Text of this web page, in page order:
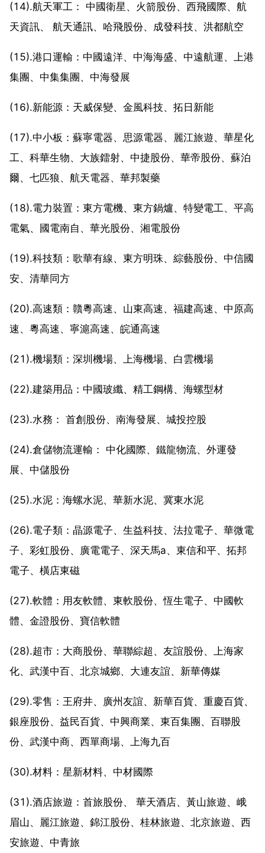
(14).航天軍工： 中國衛星、火箭股份、西飛國際、航
天資訊、 航天通訊、哈飛股份、成發科技、洪都航空
(15).港口運輸：中國遠洋、中海海盛、中遠航運、上港
集團、中集集團、中海發展
(16).新能源：天威保變、金風科技、拓日新能
(17).中小板：蘇寧電器、思源電器、麗江旅遊、華星化
工、科華生物、大族鐳射、中捷股份、華帝股份、蘇泊
爾、七匹狼、航天電器、華邦製藥
(18).電力裝置：東方電機、東方鍋爐、特變電工、平高
電氣、國電南自、華光股份、湘電股份
(19).科技類：歌華有線、東方明珠、綜藝股份、中信國
安、清華同方
(20).高速類：贛粵高速、山東高速、福建高速、中原高
速、粵高速、寧滬高速、皖通高速
(21).機場類：深圳機場、上海機場、白雲機場
(22).建築用品：中國玻纖、精工鋼構、海螺型材
(23).水務： 首創股份、南海發展、城投控股
(24).倉儲物流運輸： 中化國際、鐵龍物流、外運發
展、中儲股份
(25).水泥：海螺水泥、華新水泥、冀東水泥
(26).電子類：晶源電子、生益科技、法拉電子、華微電
子、彩虹股份、廣電電子、深天馬a、東信和平、拓邦
電子、橫店東磁
(27).軟體：用友軟體、東軟股份、恆生電子、中國軟
體、金證股份、寶信軟體
(28).超市：大商股份、華聯綜超、友誼股份、上海家
化、武漢中百、北京城鄉、大連友誼、新華傳媒
(29).零售：王府井、廣州友誼、新華百貨、重慶百貨、
銀座股份、益民百貨、中興商業、東百集團、百聯股
份、武漢中商、西單商場、上海九百
(30).材料：星新材料、中材國際
(31).酒店旅遊：首旅股份、 華天酒店、黃山旅遊、峨
眉山、麗江旅遊、錦江股份、桂林旅遊、北京旅遊、西
安旅遊、中青旅